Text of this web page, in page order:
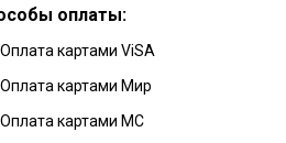
оплаты: